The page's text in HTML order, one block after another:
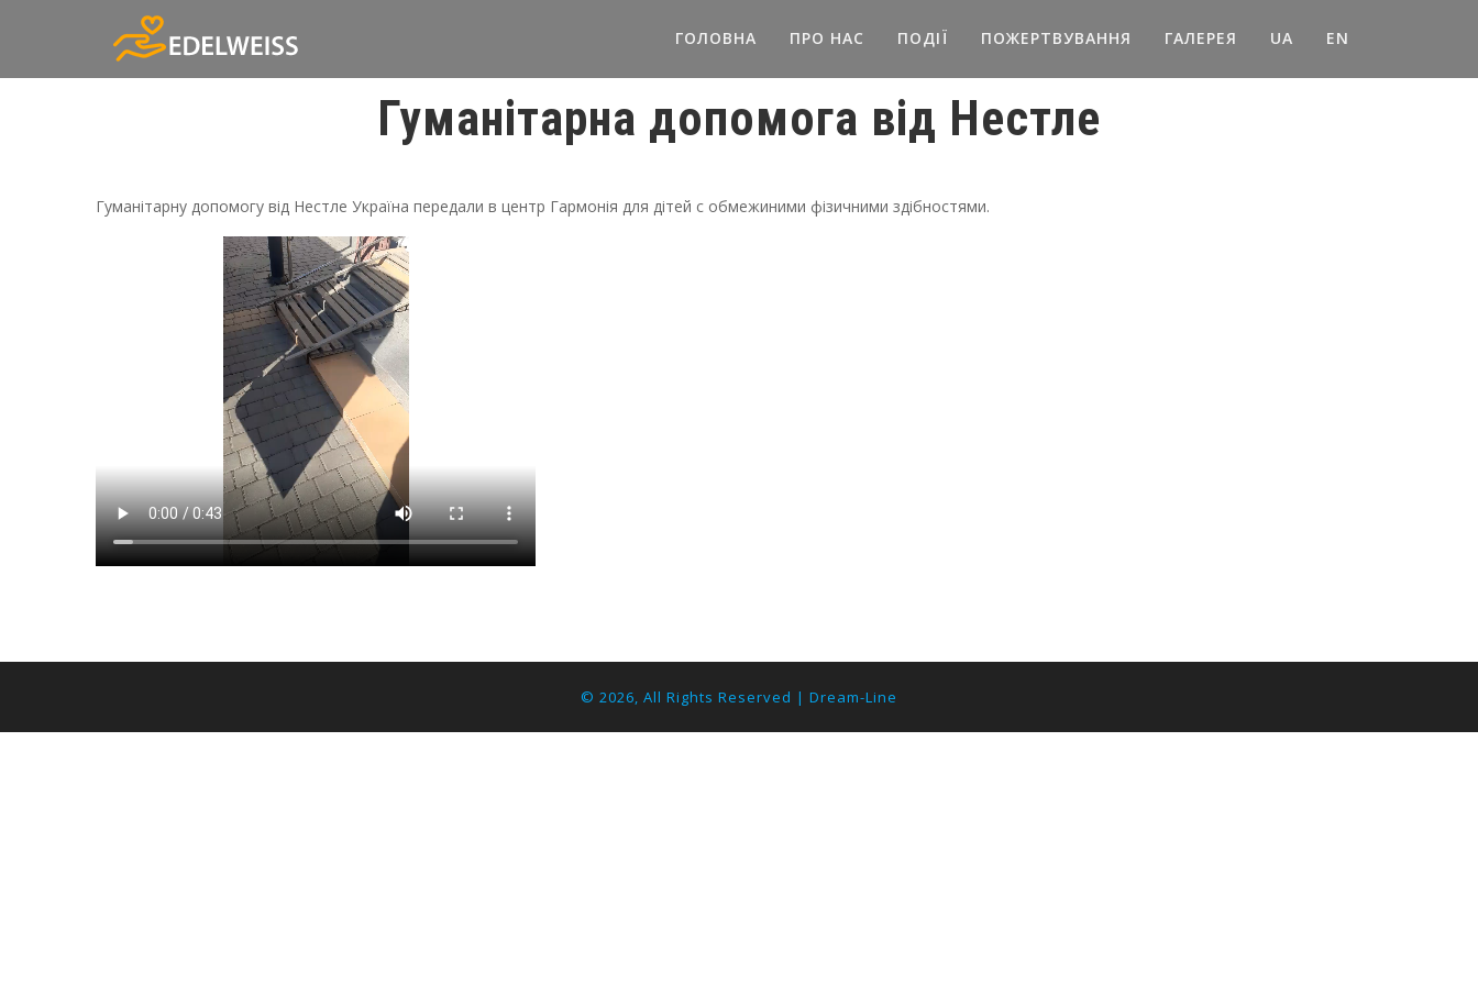
ГОЛОВНА ПРО НАС ПОДІЇ ПОЖЕРТВУВАННЯ ГАЛЕРЕЯ UA EN
Гуманітарна допомога від Нестле
Гуманітарну допомогу від Нестле Україна передали в центр Гармонія для дітей с обмежиними фізичними здібностями.
© 2026, All Rights Reserved | Dream-Line